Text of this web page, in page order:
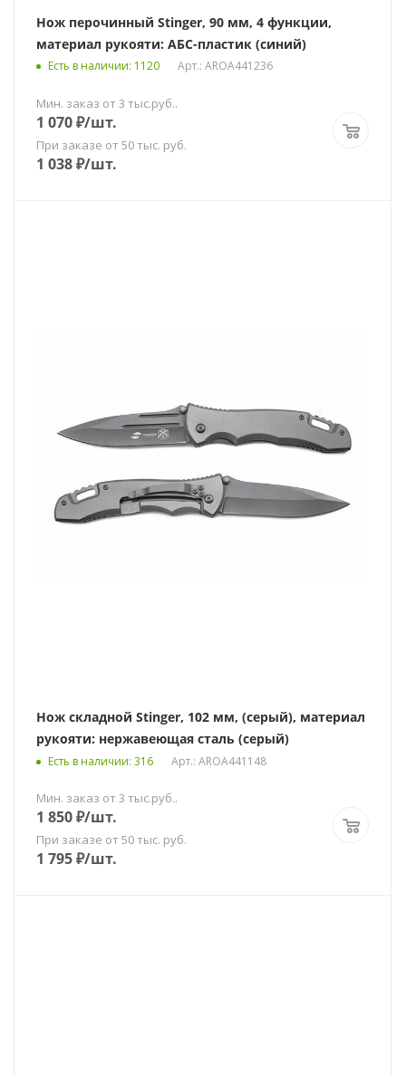
Нож перочинный Stinger, 90 мм, 4 функции,
материал рукояти: АБС-пластик (синий)
Есть в наличии: 1120 Арт.: AROA441236
Мин. заказ от 3 тыс.руб..
1 070₽/шт.
При заказе от 50 тыс. руб.
1 038₽/шт.
Нож складной Stinger, 102 мм, (серый), материал
рукояти: нержавеющая сталь (серый)
Есть в наличии: 316 Арт.: AROA441148
Мин. заказ от 3 тыс.руб..
1 850₽/шт.
При заказе от 50 тыс. руб.
1 795₽/шт.